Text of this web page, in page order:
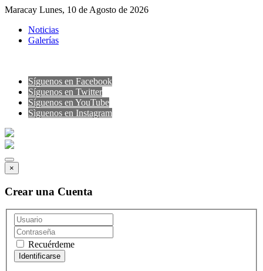
Maracay Lunes, 10 de Agosto de 2026
Noticias
Galerías
Síguenos en Facebook
Síguenos en Twitter
Síguenos en YouTube
Sìguenos en Instagram
×
Crear una Cuenta
Recuérdeme